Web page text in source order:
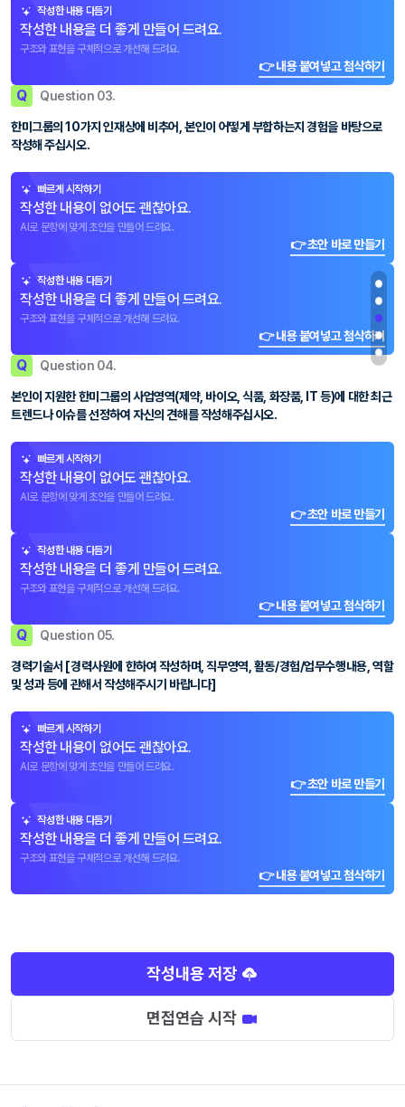
작성한 내용 다듬기
작성한 내용을 더 좋게 만들어 드려요.
구조와 표현을 구체적으로 개선해 드려요.
👉 내용 붙여넣고 첨삭하기
Q Question 03.
한미그룹의 10가지 인재상에 비추어, 본인이 어떻게 부합하는지 경험을 바탕으로
작성해 주십시오.
빠르게 시작하기
작성한 내용이 없어도 괜찮아요.
AI로 문항에 맞게 초안을 만들어 드려요.
👉 초안 바로 만들기
작성한 내용 다듬기
작성한 내용을 더 좋게 만들어 드려요.
구조와 표현을 구체적으로 개선해 드려요.
👉 내용 붙여넣고 첨삭하기
Q Question 04.
본인이 지원한 한미그룹의 사업영역(제약, 바이오, 식품, 화장품, IT 등)에 대한 최근
트렌드나 이슈를 선정하여 자신의 견해를 작성해주십시오.
빠르게 시작하기
작성한 내용이 없어도 괜찮아요.
AI로 문항에 맞게 초안을 만들어 드려요.
👉 초안 바로 만들기
작성한 내용 다듬기
작성한 내용을 더 좋게 만들어 드려요.
구조와 표현을 구체적으로 개선해 드려요.
👉 내용 붙여넣고 첨삭하기
Q Question 05.
경력기술서 [경력사원에 한하여 작성하며, 직무영역, 활동/경험/업무수행내용, 역할
및 성과 등에 관해서 작성해주시기 바랍니다]
빠르게 시작하기
작성한 내용이 없어도 괜찮아요.
AI로 문항에 맞게 초안을 만들어 드려요.
👉 초안 바로 만들기
작성한 내용 다듬기
작성한 내용을 더 좋게 만들어 드려요.
구조와 표현을 구체적으로 개선해 드려요.
👉 내용 붙여넣고 첨삭하기
작성내용 저장
면접연습 시작